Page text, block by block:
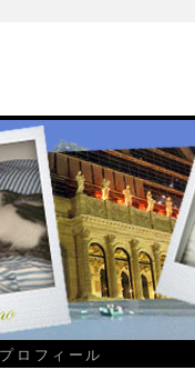
プロフィール